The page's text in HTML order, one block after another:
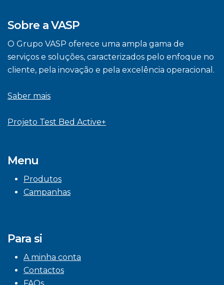
Sobre a VASP
O Grupo VASP oferece uma ampla gama de
serviços e soluções, caracterizados pelo enfoque no
cliente, pela inovação e pela excelência operacional.
Saber mais
Projeto Test Bed Active+
Menu
Produtos
Campanhas
Para si
A minha conta
Contactos